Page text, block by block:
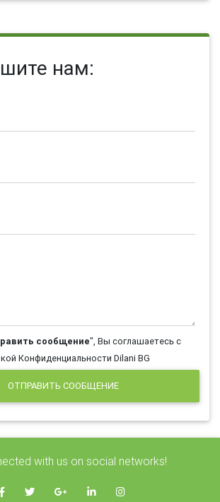
нам:
сообщение", Вы соглашаетесь с
Конфиденциальности Dilani BG
ОТПРАВИТЬ СООБЩЕНИЕ
with us on social networks!